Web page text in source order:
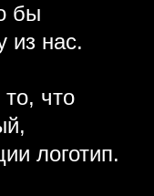
бы
из нас.
что
логотип.